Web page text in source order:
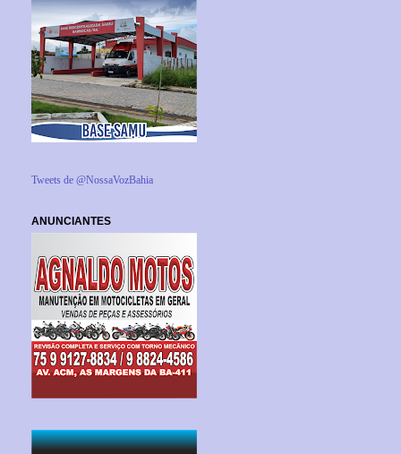
Tweets de @NossaVozBahia
ANUNCIANTES